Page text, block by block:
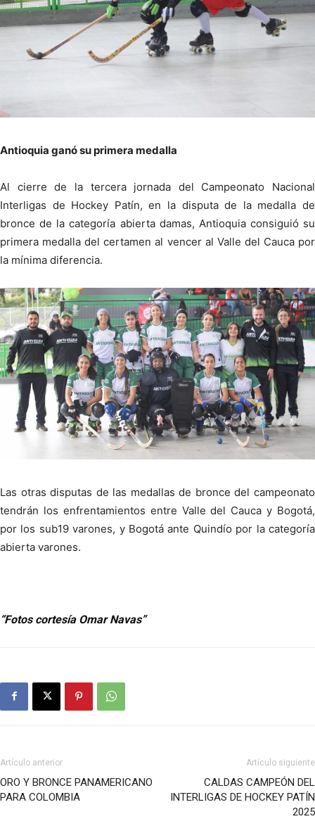
Antioquia ganó su primera medalla
Al cierre de la tercera jornada del Campeonato Nacional
Interligas de Hockey Patín, en la disputa de la medalla de
bronce de la categoría abierta damas, Antioquia consiguió su
primera medalla del certamen al vencer al Valle del Cauca por
la mínima diferencia.
Las otras disputas de las medallas de bronce del campeonato
tendrán los enfrentamientos entre Valle del Cauca y Bogotá,
por los sub19 varones, y Bogotá ante Quindío por la categoría
abierta varones.
“Fotos cortesía Omar Navas”
Artículo anterior
ORO Y BRONCE PANAMERICANO
PARA COLOMBIA
Artículo siguiente
CALDAS CAMPEÓN DEL
INTERLIGAS DE HOCKEY PATÍN
2025